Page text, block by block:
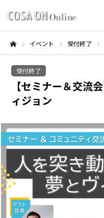
イベント 受付終了
受付終了
【セミナー＆交流
ィジョン